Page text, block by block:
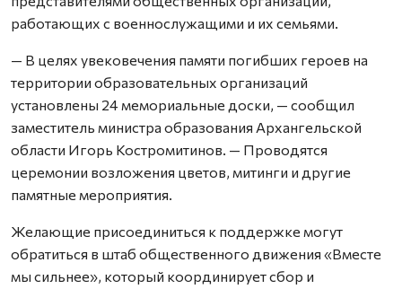
работающих с военнослужащими и их семьями.
— В целях увековечения памяти погибших героев на
территории образовательных организаций
установлены 24 мемориальные доски, — сообщил
заместитель министра образования Архангельской
области Игорь Костромитинов. — Проводятся
церемонии возложения цветов, митинги и другие
памятные мероприятия.
Желающие присоединиться к поддержке могут
обратиться в штаб общественного движения «Вместе
мы сильнее», который координирует сбор и